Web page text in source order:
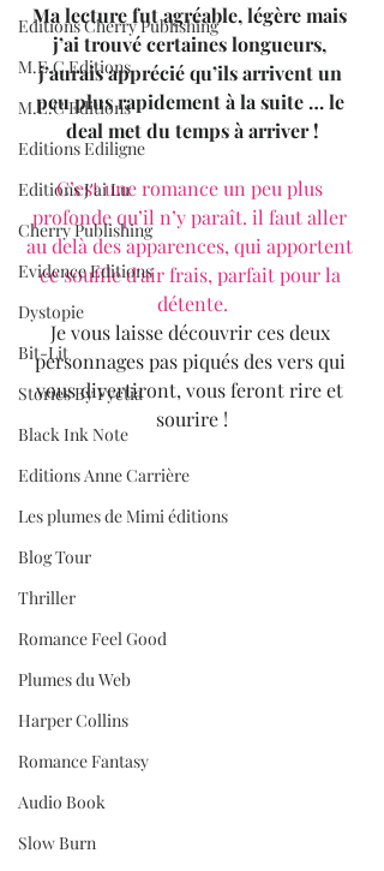
Editions Cherry Publishing
M.E.C Editions
M.E.C Editions
Editions Ediligne
Editions J'ai Lu
Cherry Publishing
Evidence Editions
Dystopie
Bit-Lit
Stories By Fyctia
Black Ink Note
Editions Anne Carrière
Les plumes de Mimi éditions
Blog Tour
Thriller
Romance Feel Good
Plumes du Web
Harper Collins
Romance Fantasy
Audio Book
Slow Burn
Ma lecture fut agréable, légère mais
j’ai trouvé certaines longueurs,
j’aurais apprécié qu’ils arrivent un
peu plus rapidement à la suite … le
deal met du temps à arriver !
C’est une romance un peu plus
profonde qu’il n’y paraît. il faut aller
au delà des apparences, qui apportent
ce souffle d'air frais, parfait pour la
détente.
Je vous laisse découvrir ces deux
personnages pas piqués des vers qui
vous divertiront, vous feront rire et
sourire !